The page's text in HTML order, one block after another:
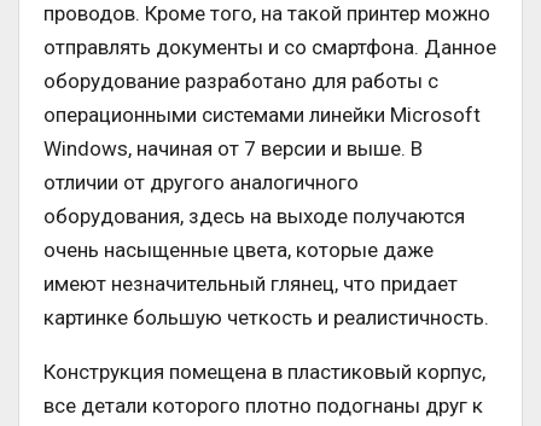
проводов. Кроме того, на такой принтер можно
отправлять документы и со смартфона. Данное
оборудование разработано для работы с
операционными системами линейки Microsoft
Windows, начиная от 7 версии и выше. В
отличии от другого аналогичного
оборудования, здесь на выходе получаются
очень насыщенные цвета, которые даже
имеют незначительный глянец, что придает
картинке большую четкость и реалистичность.
Конструкция помещена в пластиковый корпус,
все детали которого плотно подогнаны друг к